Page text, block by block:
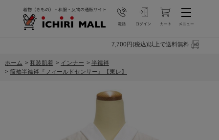
7,700円(税込)以上で送料無料
ホーム > 和装肌着 > インナー > 半襦袢
> 筒袖半襦袢『フィールドセンサー』【東レ】